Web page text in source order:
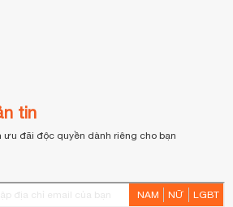
tin
đãi độc quyền dành riêng cho bạn
NAM NỮ LGBT